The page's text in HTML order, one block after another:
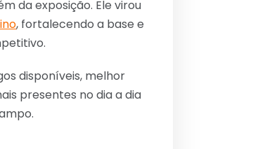
da exposição. Ele virou
, fortalecendo a base e
disponíveis, melhor
presentes no dia a dia